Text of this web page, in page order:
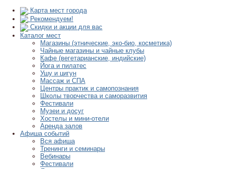
Карта мест города
Рекомендуем!
Скидки и акции для вас
Каталог мест
Магазины (этнические, эко-био, косметика)
Чайные магазины и чайные клубы
Кафе (вегетарианские, индийские)
Йога и пилатес
Ушу и цигун
Массаж и СПА
Центры практик и самопознания
Школы творчества и саморазвития
Фестивали
Музеи и досуг
Хостелы и мини-отели
Аренда залов
Афиша событий
Вся афиша
Тренинги и семинары
Вебинары
Фестивали